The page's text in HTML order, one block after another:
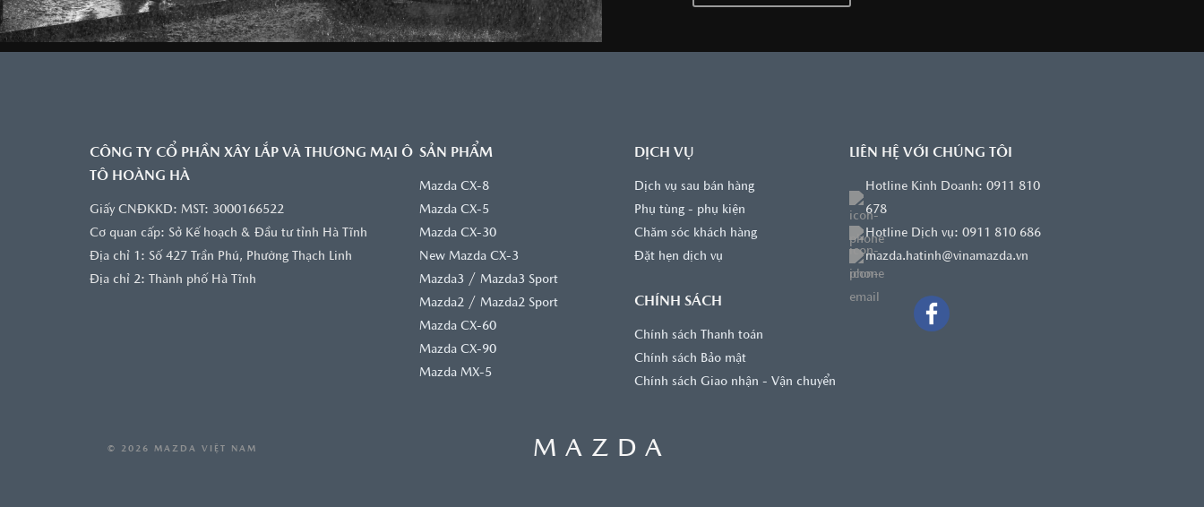
CÔNG TY CỔ PHẦN XÂY LẮP VÀ THƯƠNG MẠI Ô
TÔ HOÀNG HÀ
Giấy CNĐKKD: MST: 3000166522
Cơ quan cấp: Sở Kế hoạch & Đầu tư tỉnh Hà Tĩnh
Địa chỉ 1: Số 427 Trần Phú, Phường Thạch Linh
Địa chỉ 2: Thành phố Hà Tĩnh
SẢN PHẨM
Mazda CX-8
Mazda CX-5
Mazda CX-30
New Mazda CX-3
Mazda3 / Mazda3 Sport
Mazda2 / Mazda2 Sport
Mazda CX-60
Mazda CX-90
Mazda MX-5
DỊCH VỤ
Dịch vụ sau bán hàng
Phụ tùng - phụ kiện
Chăm sóc khách hàng
Đặt hẹn dịch vụ
CHÍNH SÁCH
Chính sách Thanh toán
Chính sách Bảo mật
Chính sách Giao nhận - Vận chuyển
LIÊN HỆ VỚI CHÚNG TÔI
Hotline Kinh Doanh: 0911 810
678
Hotline Dịch vụ: 0911 810 686
mazda.hatinh@vinamazda.vn
MAZDA
© 2026 MAZDA VIỆT NAM